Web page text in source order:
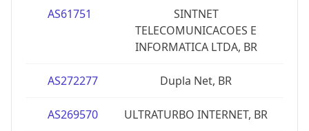
AS61751
SINTNET
TELECOMUNICACOES E
INFORMATICA LTDA, BR
AS272277 Dupla Net, BR
AS269570 ULTRATURBO INTERNET, BR